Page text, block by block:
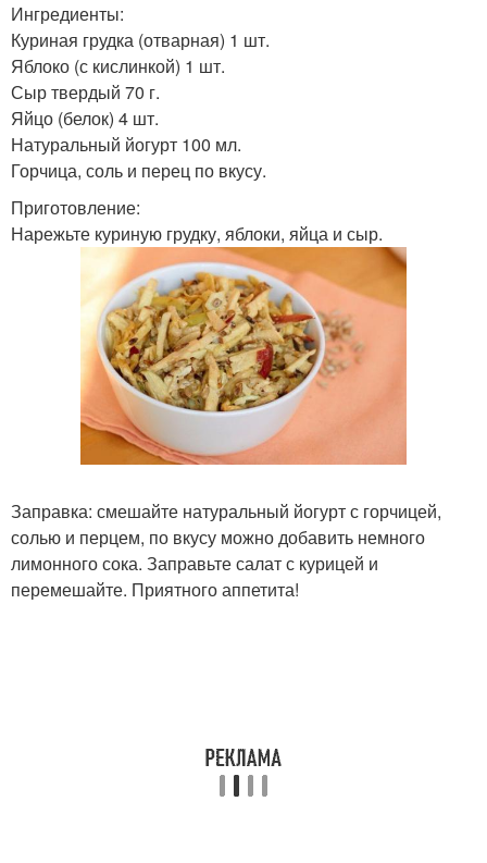
Ингредиенты:
Куриная грудка (отварная) 1 шт.
Яблоко (с кислинкой) 1 шт.
Сыр твердый 70 г.
Яйцо (белок) 4 шт.
Натуральный йогурт 100 мл.
Горчица, соль и перец по вкусу.
Приготовление:
Нарежьте куриную грудку, яблоки, яйца и сыр.
Заправка: смешайте натуральный йогурт с горчицей,
солью и перцем, по вкусу можно добавить немного
лимонного сока. Заправьте салат с курицей и
перемешайте. Приятного аппетита!